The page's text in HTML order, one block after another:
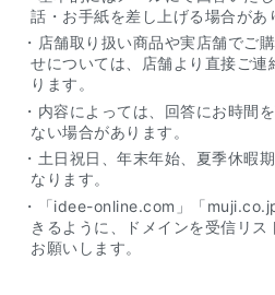
話・お手紙を差し上げる場合があ
・店舗取り扱い商品や実店舗でご
せについては、店舗より直接ご連
ります。
・内容によっては、回答にお時間
ない場合があります。
・土日祝日、年末年始、夏季休暇
なります。
・「idee-online.com」「
きるように、ドメインを受信リス
お願いします。